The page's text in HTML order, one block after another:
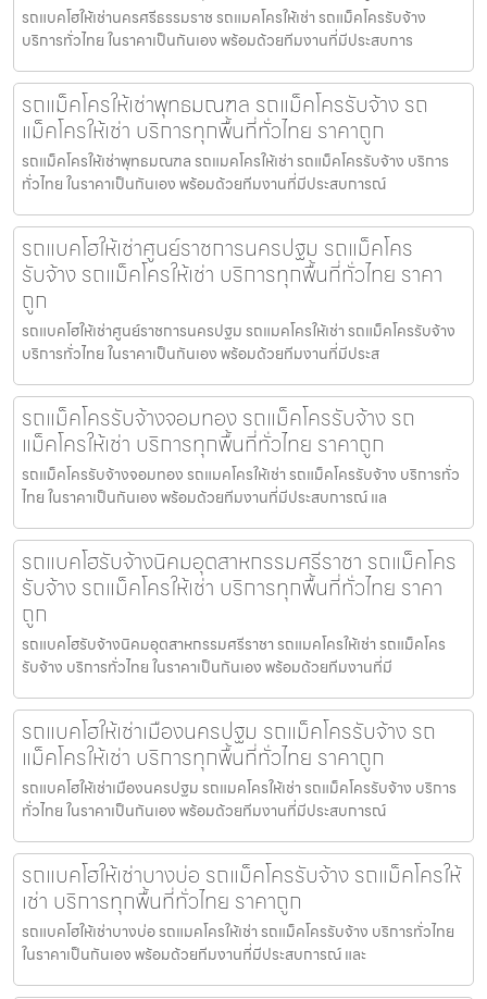
รถแบคโฮให้เช่านครศรีธรรมราช รถแมคโครให้เช่า รถแม็คโครรับจ้าง
บริการทั่วไทย ในราคาเป็นกันเอง พร้อมด้วยทีมงานที่มีประสบการ
รถแม็คโครให้เช่าพุทธมณฑล รถแม็คโครรับจ้าง รถ
แม็คโครให้เช่า บริการทุกพื้นที่ทั่วไทย ราคาถูก
รถแม็คโครให้เช่าพุทธมณฑล รถแมคโครให้เช่า รถแม็คโครรับจ้าง บริการ
ทั่วไทย ในราคาเป็นกันเอง พร้อมด้วยทีมงานที่มีประสบการณ์
รถแบคโฮให้เช่าศูนย์ราชการนครปฐม รถแม็คโคร
รับจ้าง รถแม็คโครให้เช่า บริการทุกพื้นที่ทั่วไทย ราคา
ถูก
รถแบคโฮให้เช่าศูนย์ราชการนครปฐม รถแมคโครให้เช่า รถแม็คโครรับจ้าง
บริการทั่วไทย ในราคาเป็นกันเอง พร้อมด้วยทีมงานที่มีประส
รถแม็คโครรับจ้างจอมทอง รถแม็คโครรับจ้าง รถ
แม็คโครให้เช่า บริการทุกพื้นที่ทั่วไทย ราคาถูก
รถแม็คโครรับจ้างจอมทอง รถแมคโครให้เช่า รถแม็คโครรับจ้าง บริการทั่ว
ไทย ในราคาเป็นกันเอง พร้อมด้วยทีมงานที่มีประสบการณ์ แล
รถแบคโฮรับจ้างนิคมอุตสาหกรรมศรีราชา รถแม็คโคร
รับจ้าง รถแม็คโครให้เช่า บริการทุกพื้นที่ทั่วไทย ราคา
ถูก
รถแบคโฮรับจ้างนิคมอุตสาหกรรมศรีราชา รถแมคโครให้เช่า รถแม็คโคร
รับจ้าง บริการทั่วไทย ในราคาเป็นกันเอง พร้อมด้วยทีมงานที่มี
รถแบคโฮให้เช่าเมืองนครปฐม รถแม็คโครรับจ้าง รถ
แม็คโครให้เช่า บริการทุกพื้นที่ทั่วไทย ราคาถูก
รถแบคโฮให้เช่าเมืองนครปฐม รถแมคโครให้เช่า รถแม็คโครรับจ้าง บริการ
ทั่วไทย ในราคาเป็นกันเอง พร้อมด้วยทีมงานที่มีประสบการณ์
รถแบคโฮให้เช่าบางบ่อ รถแม็คโครรับจ้าง รถแม็คโครให้
เช่า บริการทุกพื้นที่ทั่วไทย ราคาถูก
รถแบคโฮให้เช่าบางบ่อ รถแมคโครให้เช่า รถแม็คโครรับจ้าง บริการทั่วไทย
ในราคาเป็นกันเอง พร้อมด้วยทีมงานที่มีประสบการณ์ และ